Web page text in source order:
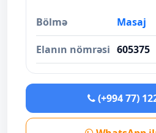
Bölmə Masaj
Elanın nömrəsi 605375
(+994 77)